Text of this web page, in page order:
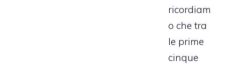
ricordiam
o che tra
le prime
cinque